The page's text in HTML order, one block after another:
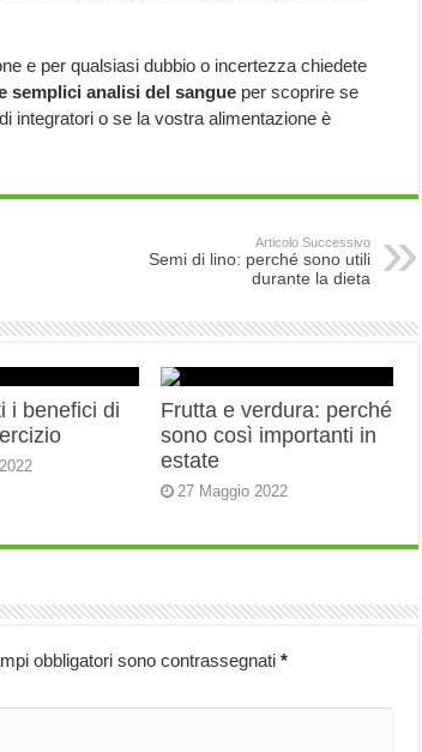
e per qualsiasi dubbio o incertezza chiedete
semplici analisi del sangueper scoprire se
integratori o se la vostra alimentazione è
Articolo Successivo
Semi di lino: perché sono utili
durante la dieta
i benefici di
Frutta e verdura: perché
sono così importanti in
estate
27 Maggio 2022
obbligatori sono contrassegnati *